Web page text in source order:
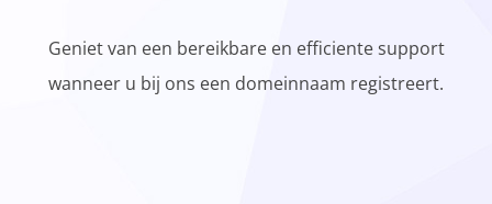
Geniet van een bereikbare en efficiente support
wanneer u bij ons een domeinnaam registreert.